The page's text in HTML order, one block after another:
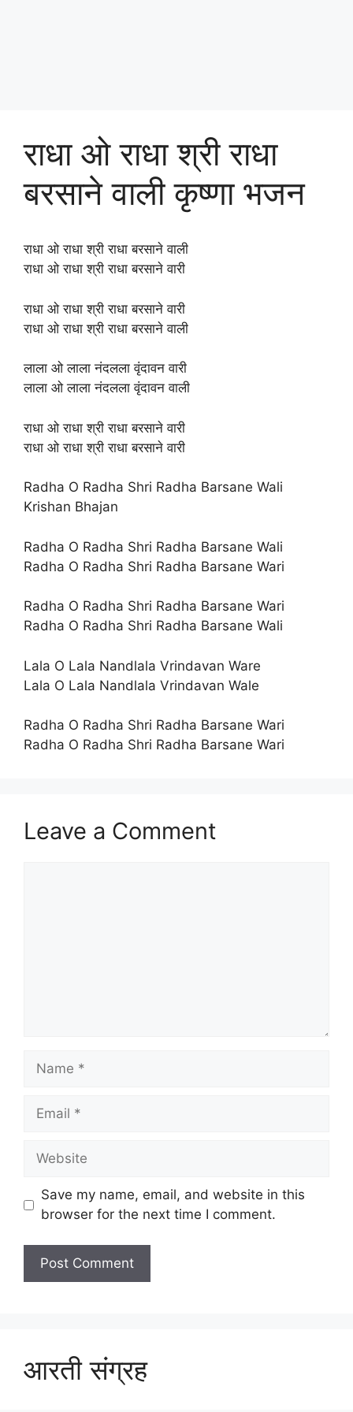
राधा ओ राधा श्री राधा
बरसाने वाली कृष्णा भजन
राधा ओ राधा श्री राधा बरसाने वाली
राधा ओ राधा श्री राधा बरसाने वारी
राधा ओ राधा श्री राधा बरसाने वारी
राधा ओ राधा श्री राधा बरसाने वाली
लाला ओ लाला नंदलला वृंदावन वारी
लाला ओ लाला नंदलला वृंदावन वाली
राधा ओ राधा श्री राधा बरसाने वारी
राधा ओ राधा श्री राधा बरसाने वारी
Radha O Radha Shri Radha Barsane Wali
Krishan Bhajan
Radha O Radha Shri Radha Barsane Wali
Radha O Radha Shri Radha Barsane Wari
Radha O Radha Shri Radha Barsane Wari
Radha O Radha Shri Radha Barsane Wali
Lala O Lala Nandlala Vrindavan Ware
Lala O Lala Nandlala Vrindavan Wale
Radha O Radha Shri Radha Barsane Wari
Radha O Radha Shri Radha Barsane Wari
Leave a Comment
Name
Email
Website
Save my name, email, and website in this
browser for the next time I comment.
आरती संग्रह